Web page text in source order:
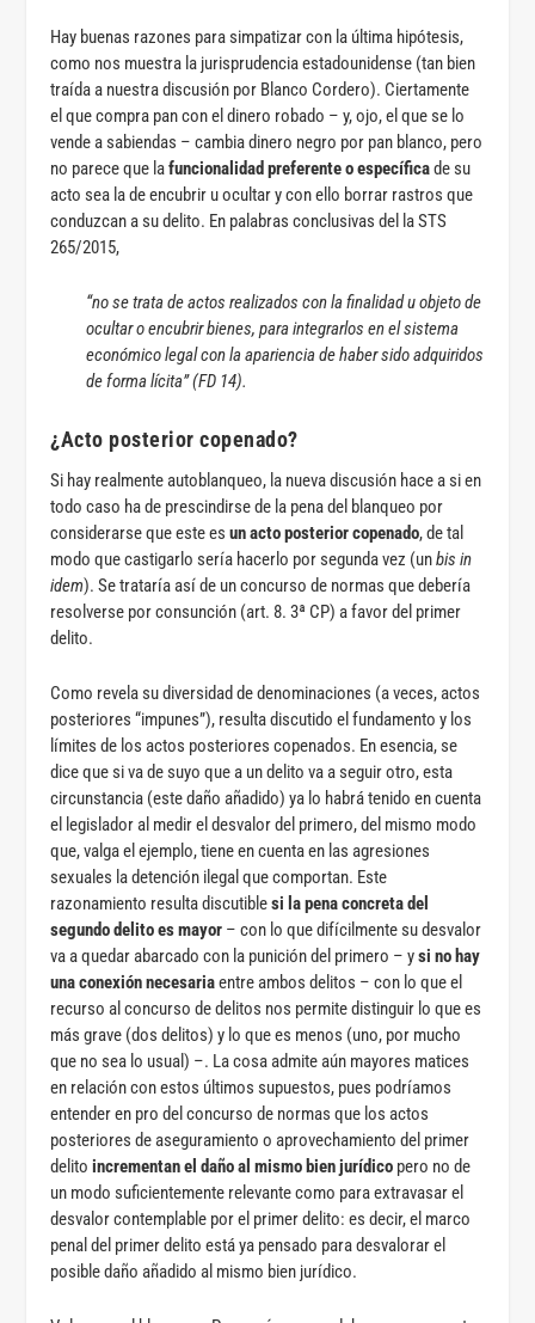
Hay buenas razones para simpatizar con la última hipótesis,
como nos muestra la jurisprudencia estadounidense (tan bien
traída a nuestra discusión por Blanco Cordero). Ciertamente
el que compra pan con el dinero robado – y, ojo, el que se lo
vende a sabiendas – cambia dinero negro por pan blanco, pero
no parece que lafuncionalidad preferente o específicade su
acto sea la de encubrir u ocultar y con ello borrar rastros que
conduzcan a su delito. En palabras conclusivas del la STS
265/2015,
“no se trata de actos realizados con la finalidad u objeto de
ocultar o encubrir bienes, para integrarlos en el sistema
económico legal con la apariencia de haber sido adquiridos
de forma lícita” (FD 14).
¿Acto posterior copenado?
Si hay realmente autoblanqueo, la nueva discusión hace a si en
todo caso ha de prescindirse de la pena del blanqueo por
considerarse que este esun acto posterior copenado, de tal
modo que castigarlo sería hacerlo por segunda vez (unbis in
idem). Se trataría así de un concurso de normas que debería
resolverse por consunción (art. 8. 3ª CP) a favor del primer
delito.
Como revela su diversidad de denominaciones (a veces, actos
posteriores “impunes”), resulta discutido el fundamento y los
límites de los actos posteriores copenados. En esencia, se
dice que si va de suyo que a un delito va a seguir otro, esta
circunstancia (este daño añadido) ya lo habrá tenido en cuenta
el legislador al medir el desvalor del primero, del mismo modo
que, valga el ejemplo, tiene en cuenta en las agresiones
sexuales la detención ilegal que comportan. Este
razonamiento resulta discutiblesi la pena concreta del
segundo delito es mayor – con lo que difícilmente su desvalor
va a quedar abarcado con la punición del primero – ysi no hay
una conexión necesariaentre ambos delitos – con lo que el
recurso al concurso de delitos nos permite distinguir lo que es
más grave (dos delitos) y lo que es menos (uno, por mucho
que no sea lo usual) –. La cosa admite aún mayores matices
en relación con estos últimos supuestos, pues podríamos
entender en pro del concurso de normas que los actos
posteriores de aseguramiento o aprovechamiento del primer
delitoincrementan el daño al mismo bien jurídico pero no de
un modo suficientemente relevante como para extravasar el
desvalor contemplable por el primer delito: es decir, el marco
penal del primer delito está ya pensado para desvalorar el
posible daño añadido al mismo bien jurídico.